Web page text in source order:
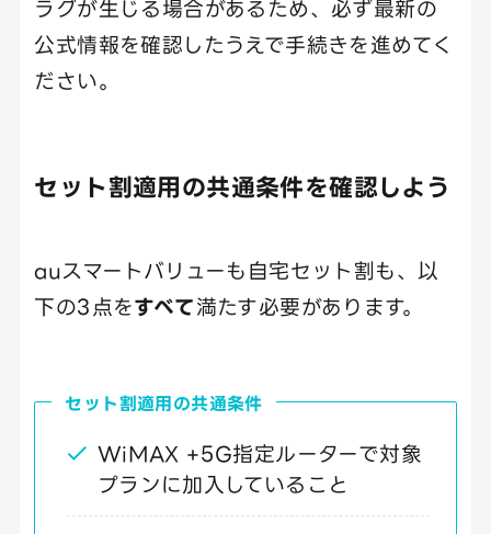
ラグが生じる場合があるため、必ず最新の
公式情報を確認したうえで手続きを進めてく
ださい。
セット割適用の共通条件を確認しよう
auスマートバリューも自宅セット割も、以
下の3点をすべて満たす必要があります。
セット割適用の共通条件
WiMAX +5G指定ルーターで対象
プランに加入していること